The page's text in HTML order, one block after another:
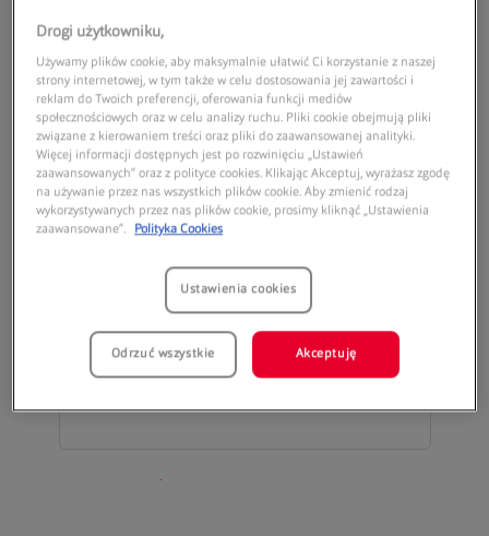
Damskie okulary korekcyjne
GUCCI
GG1299O 002
Drogi użytkowniku,
Używamy plików cookie, aby maksymalnie ułatwić Ci korzystanie z naszej
strony internetowej, w tym także w celu dostosowania jej zawartości i
reklam do Twoich preferencji, oferowania funkcji mediów
społecznościowych oraz w celu analizy ruchu. Pliki cookie obejmują pliki
związane z kierowaniem treści oraz pliki do zaawansowanej analityki.
Więcej informacji dostępnych jest po rozwinięciu „Ustawień
zaawansowanych” oraz z polityce cookies. Klikając Akceptuj, wyrażasz zgodę
na używanie przez nas wszystkich plików cookie. Aby zmienić rodzaj
wykorzystywanych przez nas plików cookie, prosimy kliknąć „Ustawienia
zaawansowane”.
Polityka Cookies
Ustawienia cookies
Odrzuć wszystkie Akceptuję